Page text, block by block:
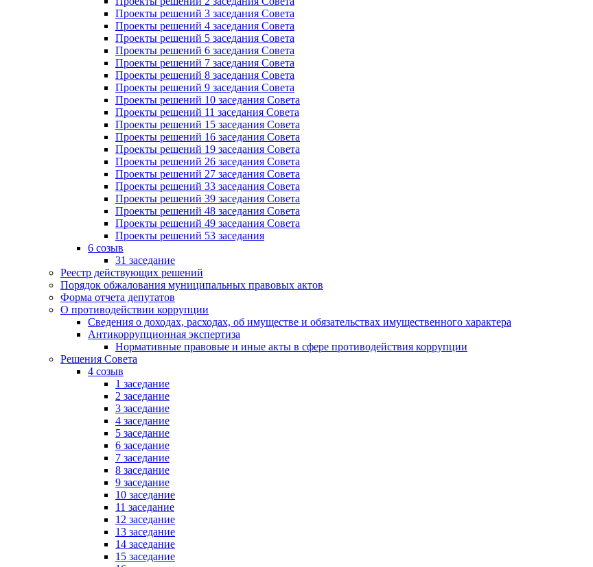
Проекты решений 3 заседания Совета
Проекты решений 4 заседания Совета
Проекты решений 5 заседания Совета
Проекты решений 6 заседания Совета
Проекты решений 7 заседания Совета
Проекты решений 8 заседания Совета
Проекты решений 9 заседания Совета
Проекты решений 10 заседания Совета
Проекты решений 11 заседания Совета
Проекты решений 15 заседания Совета
Проекты решений 16 заседания Совета
Проекты решений 19 заседания Совета
Проекты решений 26 заседания Совета
Проекты решений 27 заседания Совета
Проекты решений 33 заседания Совета
Проекты решений 39 заседания Совета
Проекты решений 48 заседания Совета
Проекты решений 49 заседания Совета
Проекты решений 53 заседания
6 созыв
31 заседание
Реестр действующих решений
Порядок обжалования муниципальных правовых актов
Форма отчета депутатов
О противодействии коррупции
Сведения о доходах, расходах, об имуществе и обязательствах имущественного характера
Антикоррупционная экспертиза
Нормативные правовые и иные акты в сфере противодействия коррупции
Решения Совета
4 созыв
1 заседание
2 заседание
3 заседание
4 заседание
5 заседание
6 заседание
7 заседание
8 заседание
9 заседание
10 заседание
11 заседание
12 заседание
13 заседание
14 заседание
15 заседание